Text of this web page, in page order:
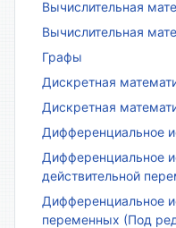
Вычислительная
Вычислительная
Графы
Дискретная
Дискретная
Дифференциальное
Дифференциальное
действительной
Дифференциальное
переменных (Под